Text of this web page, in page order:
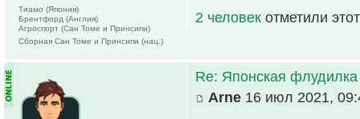
2 человек отметили
Тиамо (Япония)
Брентфорд (Англия)
Агроспорт (Сан Томе и Принсипи)
Сборная Сан Томе и Принсипи (нац.)
Re: Японская флудилка
Arne 16 июл 2021,